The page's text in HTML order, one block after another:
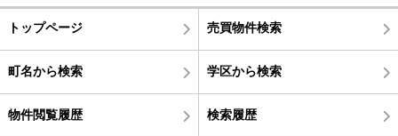
トップページ 売買物件検索
町名から検索 学区から検索
物件閲覧履歴 検索履歴